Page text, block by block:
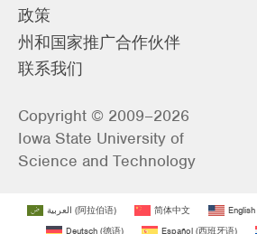
政策
州和国家推广合作伙伴
联系我们
Copyright © 2009–2026
Iowa State University of
Science and Technology
العربية (阿拉伯语) 简体中文 English
Deutsch(德语) Español(西班牙语)